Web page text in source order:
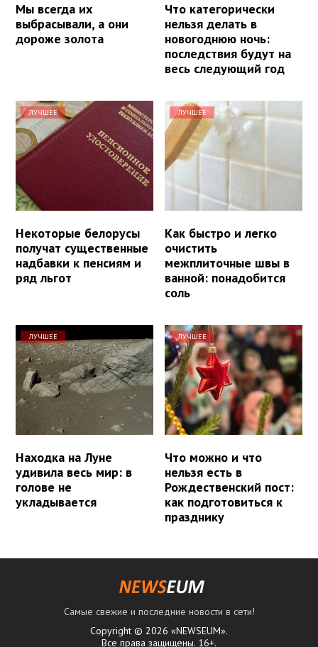
Мы всегда их
выбрасывали, а они
дороже золота
Что категорически
нельзя делать в
новогоднюю ночь:
последствия будут на
весь следующий год
ЛУЧШЕЕ
Некоторые белорусы
получат существенные
надбавки к пенсиям и
ряд льгот
ЛУЧШЕЕ
Как быстро и легко
очистить
межплиточные швы в
ванной: понадобится
соль
ЛУЧШЕЕ
Находка на Луне
удивила весь мир: в
голове не
укладывается
ЛУЧШЕЕ
Что можно и что
нельзя есть в
Рождественский пост:
как подготовиться к
празднику
Самые свежие и последние новости в сети!
Copyright © 2026 «NEWSEUM».
Все права защищены. 16+.